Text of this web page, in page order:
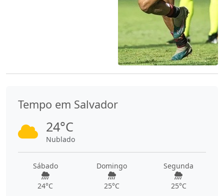
Tempo em Salvador
24°C
Nublado
Sábado
24°C
Domingo
25°C
Segunda
25°C